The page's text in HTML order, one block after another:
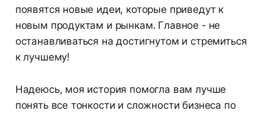
появятся новые идеи, которые приведут к
новым продуктам и рынкам. Главное - не
останавливаться на достигнутом и стремиться
к лучшему!
Надеюсь, моя история помогла вам лучше
понять все тонкости и сложности бизнеса по